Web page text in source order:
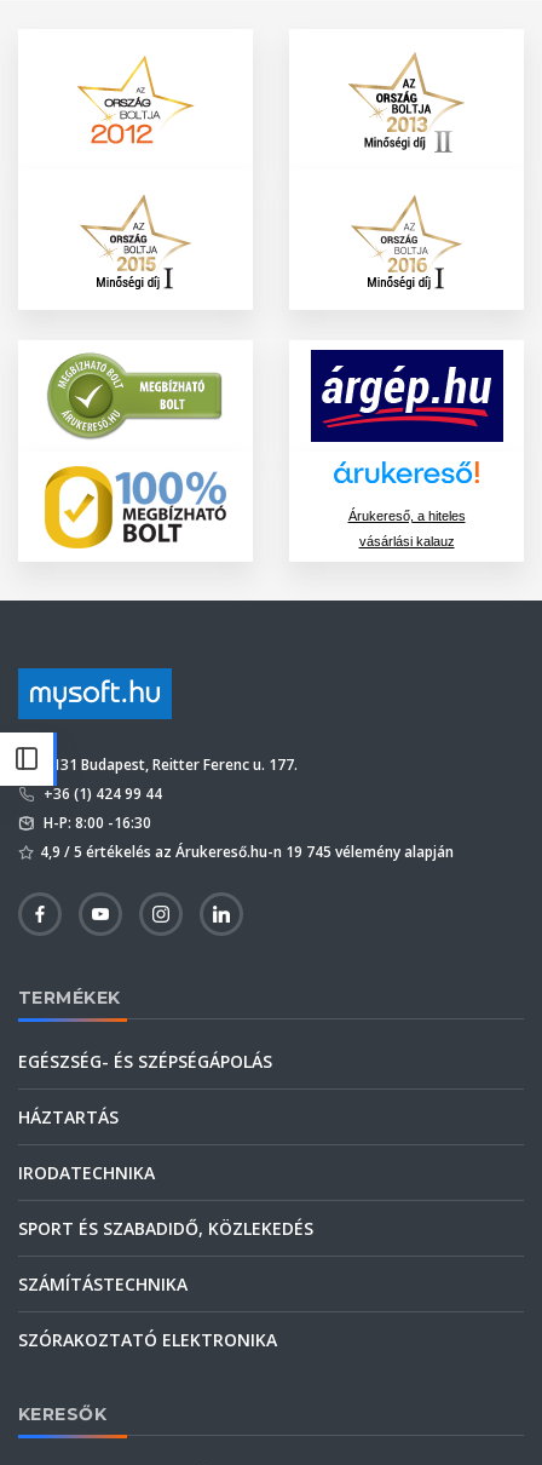
Árukereső, a hiteles
vásárlási kalauz
1131 Budapest, Reitter Ferenc u. 177.
+36 (1) 424 99 44
H-P: 8:00 -16:30
4,9 / 5 értékelés az Árukereső.hu-n 19 745 vélemény alapján
TERMÉKEK
EGÉSZSÉG- ÉS SZÉPSÉGÁPOLÁS
HÁZTARTÁS
IRODATECHNIKA
SPORT ÉS SZABADIDŐ, KÖZLEKEDÉS
SZÁMÍTÁSTECHNIKA
SZÓRAKOZTATÓ ELEKTRONIKA
KERESŐK